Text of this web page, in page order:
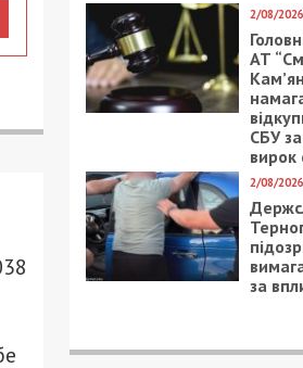
2/08/
АТ
СБУ
вирок
2/08/
за